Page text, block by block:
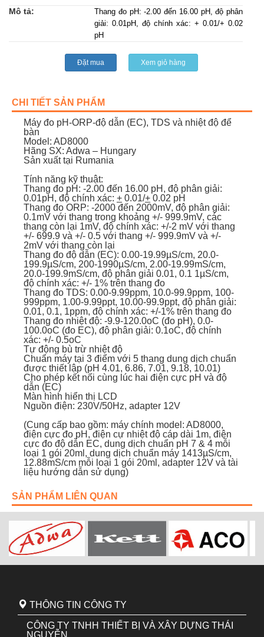
Mô tả:
Thang đo pH: -2.00 đến 16.00 pH, độ phân
giải: 0.01pH, độ chính xác: + 0.01/+ 0.02
pH
Đặt mua Xem giỏ hàng
CHI TIẾT SẢN PHẨM
Máy đo pH-ORP-độ dẫn (EC), TDS và nhiệt độ để
bàn
Model: AD8000
Hãng SX: Adwa – Hungary
Sản xuất tại Rumania
Tính năng kỹ thuật:
Thang đo pH: -2.00 đến 16.00 pH, độ phân giải:
0.01pH, độ chính xác: + 0.01/+ 0.02 pH
Thang đo ORP: -2000 đến 2000mV, độ phân giải:
0.1mV với thang trong khoảng +/- 999.9mV, các
thang còn lại 1mV, độ chính xác: +/-2 mV với thang
+/- 699.9 và +/- 0.5 với thang +/- 999.9mV và +/-
2mV với thang còn lại
Thang đo độ dẫn (EC): 0.00-19.99µS/cm, 20.0-
199.9µS/cm, 200-1990µS/cm, 2.00-19.99mS/cm,
20.0-199.9mS/cm, độ phân giải 0.01, 0.1 1µS/cm,
độ chính xác: +/- 1% trên thang đo
Thang đo TDS: 0.00-9.99ppm, 10.0-99.9ppm, 100-
999ppm, 1.00-9.99ppt, 10.00-99.9ppt, độ phân giải:
0.01, 0.1, 1ppm, độ chính xác: +/-1% trên thang đo
Thang đo nhiệt độ: -9.9-120.0oC (đo pH), 0.0-
100.0oC (đo EC), độ phân giải: 0.1oC, độ chính
xác: +/- 0.5oC
Tự động bù trừ nhiệt độ
Chuẩn máy tại 3 điểm với 5 thang dung dịch chuẩn
được thiết lập (pH 4.01, 6.86, 7.01, 9.18, 10.01)
Cho phép kết nối cùng lúc hai điện cực pH và độ
dẫn (EC)
Màn hình hiển thị LCD
Nguồn điện: 230V/50Hz, adapter 12V
(Cung cấp bao gồm: máy chính model: AD8000,
điện cực đo pH, điện cự nhiệt độ cáp dài 1m, điện
cực đo độ dẫn EC, dung dịch chuẩn pH 7 & 4 mỗi
loại 1 gói 20ml, dung dịch chuẩn máy 1413µS/cm,
12.88mS/cm mỗi loại 1 gói 20ml, adapter 12V và tài
liệu hướng dẫn sử dụng)
SẢN PHẨM LIÊN QUAN
THÔNG TIN CÔNG TY
CÔNG TY TNHH THIẾT BỊ VÀ XÂY DỰNG THÁI
NGUYỄN